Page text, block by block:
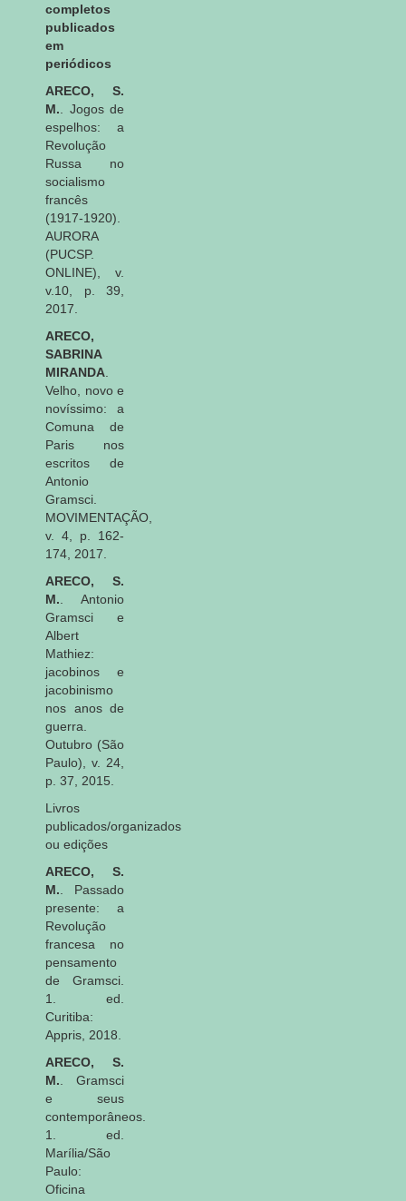
completos
publicados
em
periódicos
ARECO, S.
M. . Jogos de
espelhos: a
Revolução
Russa no
socialismo
francês
(1917-1920).
AURORA
(PUCSP.
ONLINE), v.
v.10, p. 39,
2017.
ARECO,
SABRINA
MIRANDA
Velho, novo e
novíssimo: a
Comuna de
Paris nos
escritos de
Antonio
Gramsci.
MOVIMENTAÇÃO,
v. 4, p. 162-
174, 2017.
ARECO, S.
M. . Antonio
Gramsci e
Albert
Mathiez:
jacobinos e
jacobinismo
nos anos de
guerra.
Outubro (São
Paulo), v. 24,
p. 37, 2015.
Livros
publicados/organizados
ou edições
ARECO, S.
M. . Passado
presente: a
Revolução
francesa no
pensamento
de Gramsci.
1. ed.
Curitiba:
Appris, 2018.
ARECO, S.
M. . Gramsci
e seus
contemporâneos.
1. ed.
Marília/São
Paulo:
Oficina